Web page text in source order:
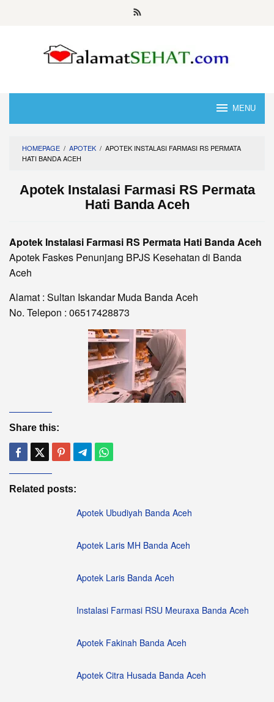
MENU
HOMEPAGE / APOTEK / APOTEK INSTALASI FARMASI RS PERMATA
HATI BANDA ACEH
Apotek Instalasi Farmasi RS Permata
Hati Banda Aceh
Apotek Instalasi Farmasi RS Permata Hati Banda Aceh
Apotek Faskes Penunjang BPJS Kesehatan di Banda
Aceh
Alamat : Sultan Iskandar Muda Banda Aceh
No. Telepon : 06517428873
Share this:
Related posts:
Apotek Ubudiyah Banda Aceh
Apotek Laris MH Banda Aceh
Apotek Laris Banda Aceh
Instalasi Farmasi RSU Meuraxa Banda Aceh
Apotek Fakinah Banda Aceh
Apotek Citra Husada Banda Aceh